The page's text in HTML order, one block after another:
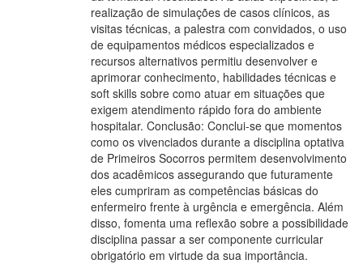
realização de simulações de casos clínicos, as
visitas técnicas, a palestra com convidados, o uso
de equipamentos médicos especializados e
recursos alternativos permitiu desenvolver e
aprimorar conhecimento, habilidades técnicas e
soft skills sobre como atuar em situações que
exigem atendimento rápido fora do ambiente
hospitalar. Conclusão: Conclui-se que momentos
como os vivenciados durante a disciplina optativa
de Primeiros Socorros permitem desenvolvimento
dos acadêmicos assegurando que futuramente
eles cumpriram as competências básicas do
enfermeiro frente à urgência e emergência. Além
disso, fomenta uma reflexão sobre a possibilidade
disciplina passar a ser componente curricular
obrigatório em virtude da sua importância.